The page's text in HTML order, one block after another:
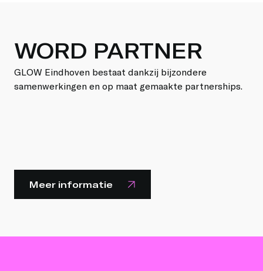
WORD PARTNER
GLOW Eindhoven bestaat dankzij bijzondere
samenwerkingen en op maat gemaakte partnerships.
Meer informatie